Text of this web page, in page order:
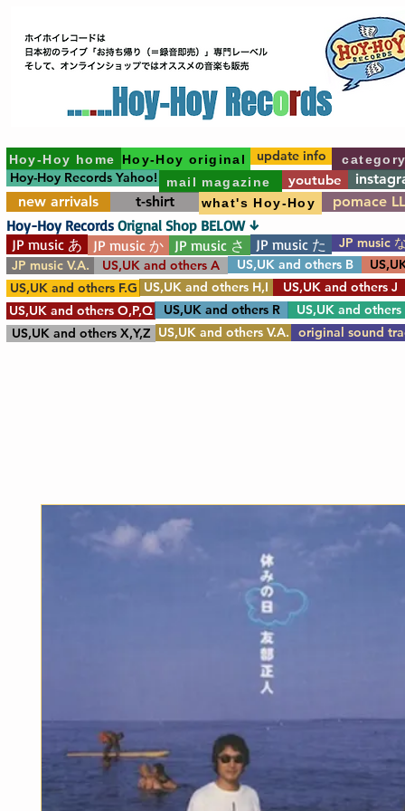
Hoy-Hoy home Hoy-Hoy original
Hoy-Hoy Records Yahoo! mail magazine youtube
new arrivals
t-shirt what's Hoy-Hoy pomace
update info
JP music あ JP music か JP music さ JP music た
JP music
JP music V.A.
US,UK and others A US,UK and others B
US,UK and others F.G US,UK and others H,I
US,UK and others J
US,UK and others O,P,Q
US,UK and others
US,UK and others R
US,UK and others X,Y,Z US,UK and others V.A. original sound
Hoy-Hoy Records Orignal Shop BELOW ↓